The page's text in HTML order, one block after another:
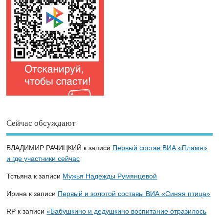
Сейчас обсуждают
ВЛАДИМИР РАЧИЦКИЙ к записи Первый состав ВИА «Пламя»
и где участники сейчас
Тстьяна к записи Мужья Надежды Румянцевой
Ирина к записи Первый и золотой составы ВИА «Синяя птица»
RP к записи«Бабушкино и дедушкино воспитание отразилось